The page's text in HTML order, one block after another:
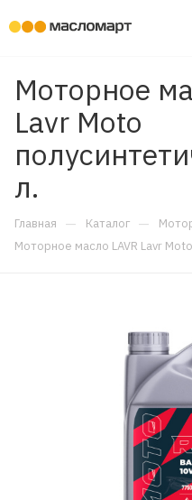
Моторное
Lavr Moto
л.
Главная — Каталог —
Моторное масло LAVR Lavr